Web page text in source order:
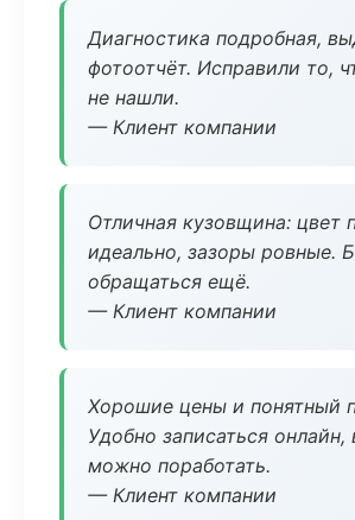
Диагностика подробная,
фотоотчёт. Исправили то,
не нашли.
— Клиент компании
Отличная кузовщина: цвет
идеально, зазоры ровные.
обращаться ещё.
— Клиент компании
Хорошие цены и понятный
Удобно записаться онлайн,
можно поработать.
— Клиент компании